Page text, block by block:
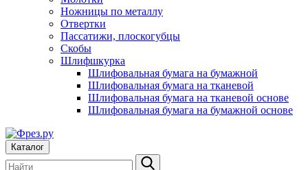
Ножницы по металлу
Отвертки
Пассатижи, плоскогубцы
Скобы
Шлифшкурка
Шлифовальная бумага на бумажной
Шлифовальная бумага на тканевой
Шлифовальная бумага на тканевой основе
Шлифовальная бумага на бумажной основе
Каталог